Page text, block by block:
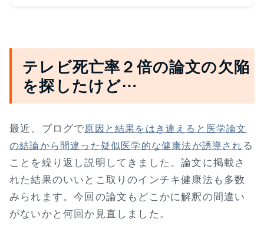
テレビ死亡率２倍の論文の欠陥
を探したけど⋯
最近、ブログで原因と結果をはき違えると医学論文
の結論から間違った疑似医学的な健康法が誘導され る
ことを繰り返し説明してきました。論文に掲載さ
れた結果のいいとこ取りのインチキ健康法も多数
みられます。今回の論文もどこかに解釈の間違い
がないかと何回か見直しました。